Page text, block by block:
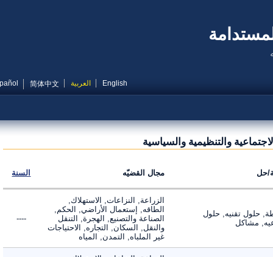
English العربية 简体中文
Español
والتنظيمية والسياسية
مجال القضيّه السنة
حلول تقنيه, حلول
مشاكل
الزراعة, النزاعات, الاستهلاك,
الطاقه, إستعمال الأراضي, الحكم,
الصناعة والتصنيع, الهجرة, التنقل
والنقل, السكان, التجاره, الاحتياجات
غير الملباه, التمدن, المياه
----